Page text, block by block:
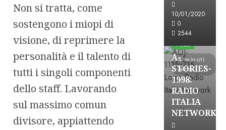
Non si tratta, come
sostengono i miopi di
visione, di reprimere la
personalità e il talento di
tutti i singoli componenti
dello staff. Lavorando
sul massimo comun
divisore, appiattendo
10/01/2020
0
2544
4 minuti
letti
A-Stories
Formazione
FREE
A-
STORIES-
1998:
RADIO
ITALIA
NETWORK
A-Stories